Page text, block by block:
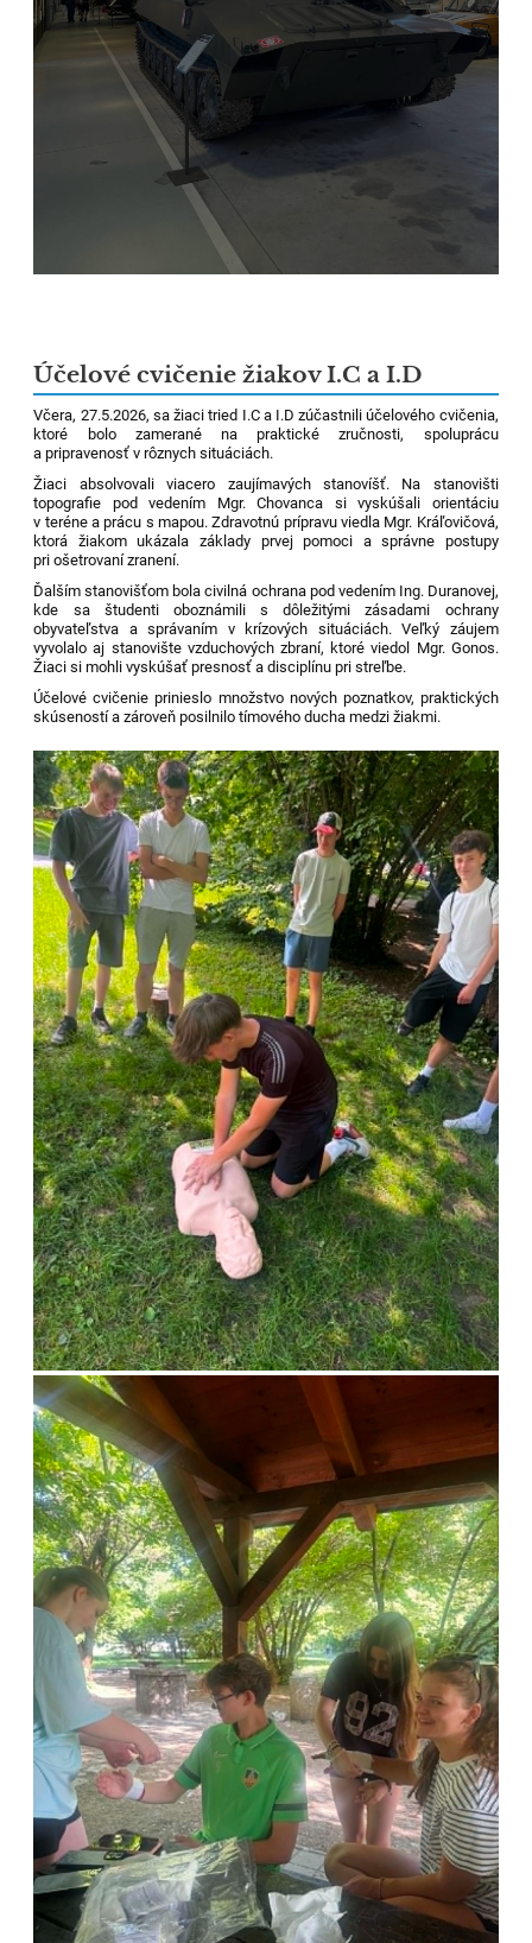
Účelové cvičenie žiakov I.C a I.D
Včera, 27.5.2026, sa žiaci tried I.C a I.D zúčastnili účelového cvičenia,
ktoré bolo zamerané na praktické zručnosti, spoluprácu
a pripravenosť v rôznych situáciách.
Žiaci absolvovali viacero zaujímavých stanovíšť. Na stanovišti
topografie pod vedením Mgr. Chovanca si vyskúšali orientáciu
v teréne a prácu s mapou. Zdravotnú prípravu viedla Mgr. Kráľovičová,
ktorá žiakom ukázala základy prvej pomoci a správne postupy
pri ošetrovaní zranení.
Ďalším stanovišťom bola civilná ochrana pod vedením Ing. Duranovej,
kde sa študenti oboznámili s dôležitými zásadami ochrany
obyvateľstva a správaním v krízových situáciách. Veľký záujem
vyvolalo aj stanovište vzduchových zbraní, ktoré viedol Mgr. Gonos.
Žiaci si mohli vyskúšať presnosť a disciplínu pri streľbe.
Účelové cvičenie prinieslo množstvo nových poznatkov, praktických
skúseností a zároveň posilnilo tímového ducha medzi žiakmi.